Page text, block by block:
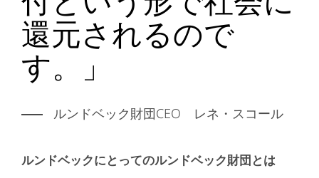
還元されるので
す。」
ルンドベック財団CEO レネ・スコール
ルンドベックにとってのルンドベック財団とは